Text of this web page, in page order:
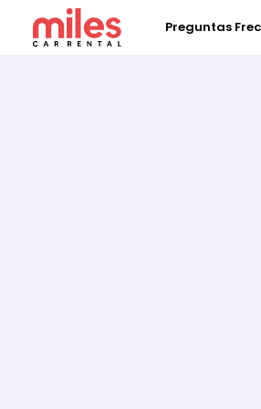
Preguntas